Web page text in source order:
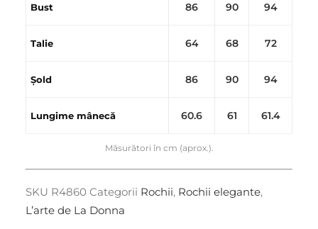
Bust 86 90 94
Talie 64 68 72
Șold 86 90 94
Lungime mânecă 60.6 61 61.4
Măsurători în cm (aprox.).
SKU R4860 Categorii Rochii, Rochii elegante,
L’arte de La Donna